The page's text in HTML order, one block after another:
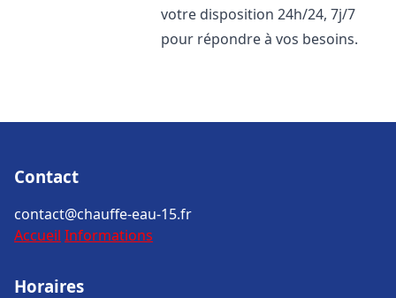
votre disposition 24h/24, 7j/7
pour répondre à vos besoins.
Contact
contact@chauffe-eau-15.fr
Accueil Informations
Horaires